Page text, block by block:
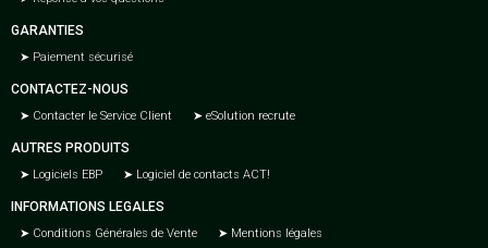
GARANTIES
Paiement sécurisé
CONTACTEZ-NOUS
Contacter le Service Client eSolution recrute
AUTRES PRODUITS
Logiciels EBP Logiciel de contacts ACT!
INFORMATIONS LEGALES
Conditions Générales de Vente Mentions légales